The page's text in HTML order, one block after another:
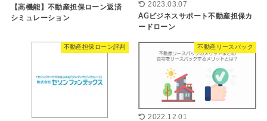
【高機能】不動産担保ローン返済
シミュレーション
2023.03.07
AGビジネスサポート不動産担保カ
ードローン
不動産担保ローン評判 不動産リースバック
2022.12.01